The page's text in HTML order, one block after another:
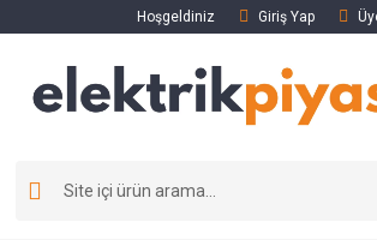
Hoşgeldiniz Giriş Yap